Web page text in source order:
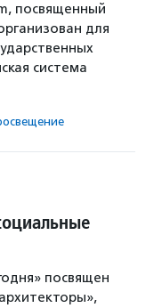
посвященный
для
система
посвящен